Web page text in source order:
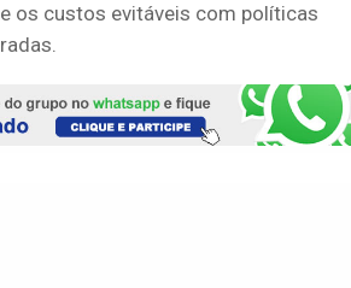
os custos evitáveis com políticas